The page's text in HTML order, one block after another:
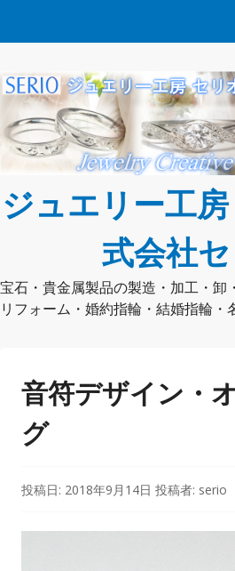
ン
ツ
へ
ス
キ
ジュエリー工
式会社
宝石・貴金属製品の製造・加工・卸
リフォーム・婚約指輪・結婚指輪
音符デザイン・
グ
投稿日: 2018年9月14日 投稿者: serio